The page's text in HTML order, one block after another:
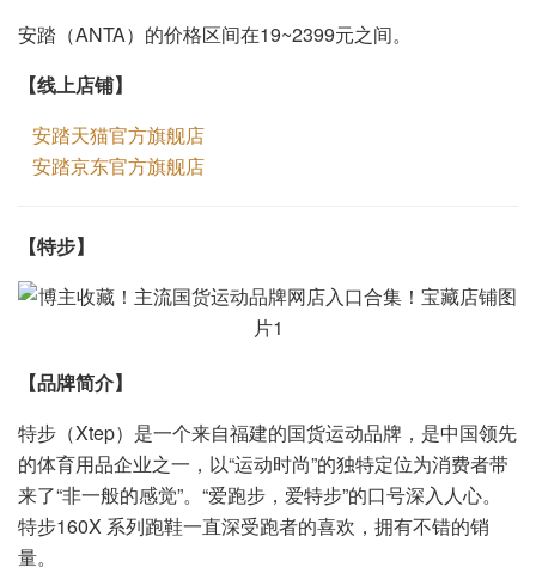
安踏（ANTA）的价格区间在19~2399元之间。
【线上店铺】
安踏天猫官方旗舰店
安踏京东官方旗舰店
【特步】
【品牌简介】
特步（Xtep）是一个来自福建的国货运动品牌，是中国领先
的体育用品企业之一，以“运动时尚”的独特定位为消费者带
来了“非一般的感觉”。“爱跑步，爱特步”的口号深入人心。
特步160X 系列跑鞋一直深受跑者的喜欢，拥有不错的销
量。